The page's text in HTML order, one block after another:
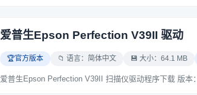
爱普生Epson Perfection V39II 驱动
🏆官方版本 📁 语言：简体中文 💾 大小：64.1 MB